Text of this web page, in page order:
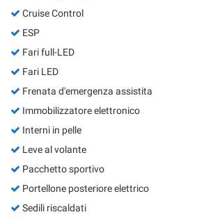
Cruise Control
ESP
Fari full-LED
Fari LED
Frenata d'emergenza assistita
Immobilizzatore elettronico
Interni in pelle
Leve al volante
Pacchetto sportivo
Portellone posteriore elettrico
Sedili riscaldati